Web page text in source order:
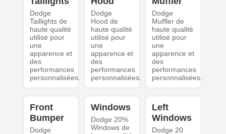
Dodge
Taillights de
haute qualité
utilisé pour
une
apparence et
des
performances
personnalisées.
Dodge
Hood de
haute qualité
utilisé pour
une
apparence et
des
performances
personnalisées.
Dodge
Muffler de
haute qualité
utilisé pour
une
apparence et
des
performances
personnalisées.
Front
Bumper
Dodge
Windows
Dodge 20%
Windows de
Left
Windows
Dodge 20